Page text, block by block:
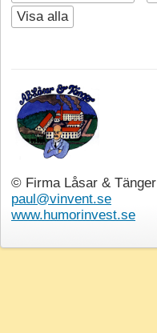
Visa alla
© Firma Låsar & Tänger
paul@vinvent.se
www.humorinvest.se